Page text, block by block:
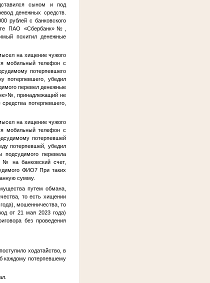
сыном и под
денежных средств.
рублей с банковского
ПАО «Сбербанк»№
похитил денежные
на хищение чужого
мобильный телефон с
потерпевшего
потерпевшего, убедил
перевел денежные
№ , принадлежащий не
потерпевшего,
на хищение чужого
мобильный телефон с
потерпевшей
потерпевшей, убедил
перевела
№
на банковский счет,
ФИО7При таких
сумму.
путем обмана,
то есть хищении
мошенничества, то
от 21 мая 2023 года)
без проведения
ходатайство, в
каждому потерпевшему